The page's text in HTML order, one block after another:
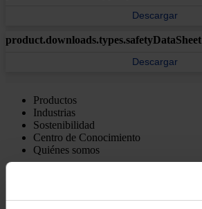
Descargar
product.downloads.types.safetyDataSheet
Descargar
Productos
Industrias
Sostenibilidad
Centro de Conocimiento
Quiénes somos